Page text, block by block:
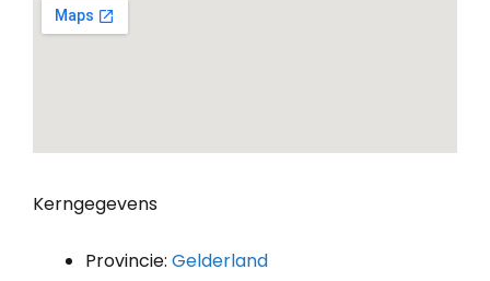
Kerngegevens
Provincie: Gelderland